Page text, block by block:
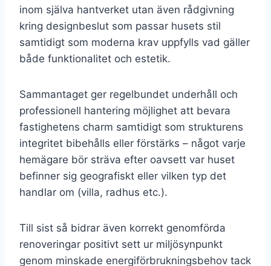
inom själva hantverket utan även rådgivning
kring designbeslut som passar husets stil
samtidigt som moderna krav uppfylls vad gäller
både funktionalitet och estetik.
Sammantaget ger regelbundet underhåll och
professionell hantering möjlighet att bevara
fastighetens charm samtidigt som strukturens
integritet bibehålls eller förstärks – något varje
hemägare bör sträva efter oavsett var huset
befinner sig geografiskt eller vilken typ det
handlar om (villa, radhus etc.).
Till sist så bidrar även korrekt genomförda
renoveringar positivt sett ur miljösynpunkt
genom minskade energiförbrukningsbehov tack